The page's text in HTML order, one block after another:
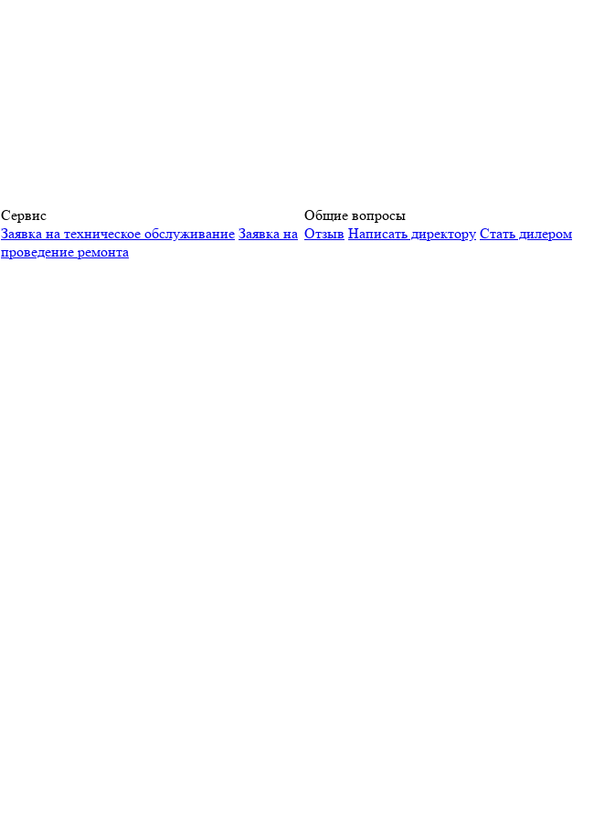
Сервис
Заявка на техническое обслуживание Заявка на
проведение ремонта
Общие вопросы
Отзыв Написать директору Стать дилером